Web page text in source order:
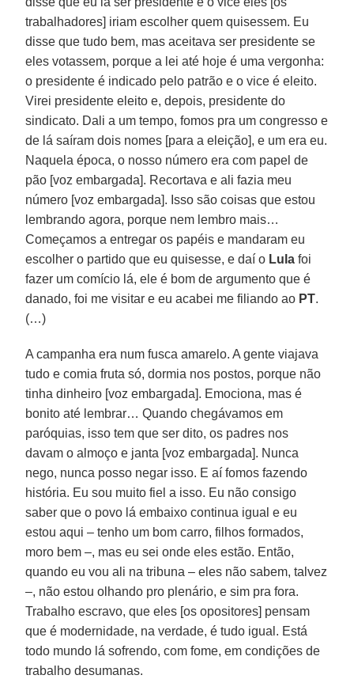
trabalhadores] iriam escolher quem quisessem. Eu
disse que tudo bem, mas aceitava ser presidente se
eles votassem, porque a lei até hoje é uma vergonha:
o presidente é indicado pelo patrão e o vice é eleito.
Virei presidente eleito e, depois, presidente do
sindicato. Dali a um tempo, fomos pra um congresso e
de lá saíram dois nomes [para a eleição], e um era eu.
Naquela época, o nosso número era com papel de
pão [voz embargada]. Recortava e ali fazia meu
número [voz embargada]. Isso são coisas que estou
lembrando agora, porque nem lembro mais…
Começamos a entregar os papéis e mandaram eu
escolher o partido que eu quisesse, e daí o Lula foi
fazer um comício lá, ele é bom de argumento que é
danado, foi me visitar e eu acabei me filiando ao PT.
(…)
A campanha era num fusca amarelo. A gente viajava
tudo e comia fruta só, dormia nos postos, porque não
tinha dinheiro [voz embargada]. Emociona, mas é
bonito até lembrar… Quando chegávamos em
paróquias, isso tem que ser dito, os padres nos
davam o almoço e janta [voz embargada]. Nunca
nego, nunca posso negar isso. E aí fomos fazendo
história. Eu sou muito fiel a isso. Eu não consigo
saber que o povo lá embaixo continua igual e eu
estou aqui – tenho um bom carro, filhos formados,
moro bem –, mas eu sei onde eles estão. Então,
quando eu vou ali na tribuna – eles não sabem, talvez
–, não estou olhando pro plenário, e sim pra fora.
Trabalho escravo, que eles [os opositores] pensam
que é modernidade, na verdade, é tudo igual. Está
todo mundo lá sofrendo, com fome, em condições de
trabalho desumanas.